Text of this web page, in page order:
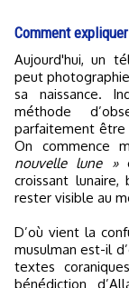
Comment
Aujourd'hui, un télescope équipé d’une caméra infrarouge
peut
sa naissance.
méthode
parfaitement être
On commence
nouvelle lune »
croissant
rester visible au
D’où vient la
musulman est-il
textes
bénédiction